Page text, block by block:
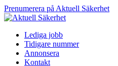
Prenumerera på Aktuell Säkerhet
Lediga jobb
Tidigare nummer
Annonsera
Kontakt